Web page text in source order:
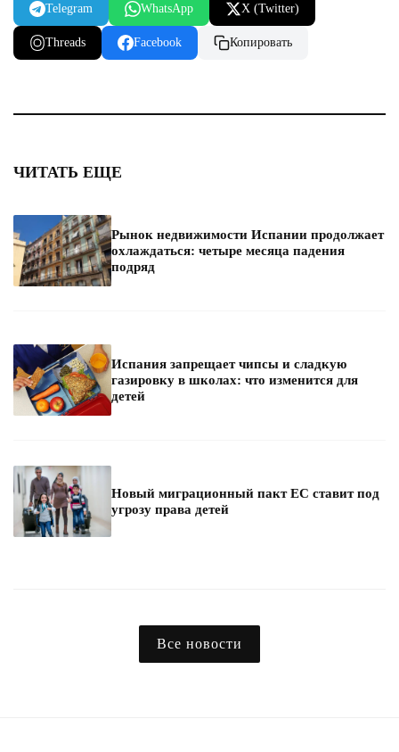
Telegram WhatsApp X (Twitter)
Threads Facebook Копировать
ЧИТАТЬ ЕЩЕ
Рынок недвижимости Испании продолжает
охлаждаться: четыре месяца падения
подряд
Испания запрещает чипсы и сладкую
газировку в школах: что изменится для
детей
Новый миграционный пакт ЕС ставит под
угрозу права детей
Все новости